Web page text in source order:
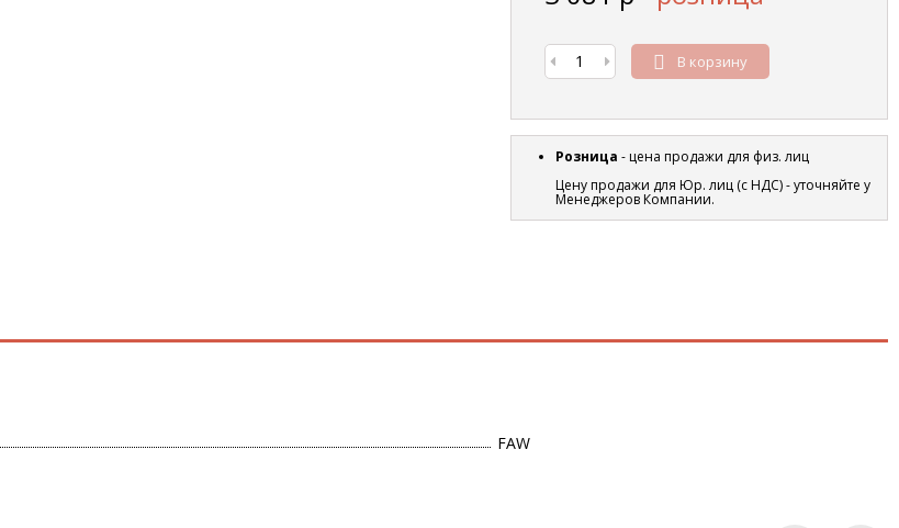
В корзину
Розница - цена продажи для физ. лиц
Цену продажи для Юр. лиц (с НДС) - уточняйте у
Менеджеров Компании.
FAW